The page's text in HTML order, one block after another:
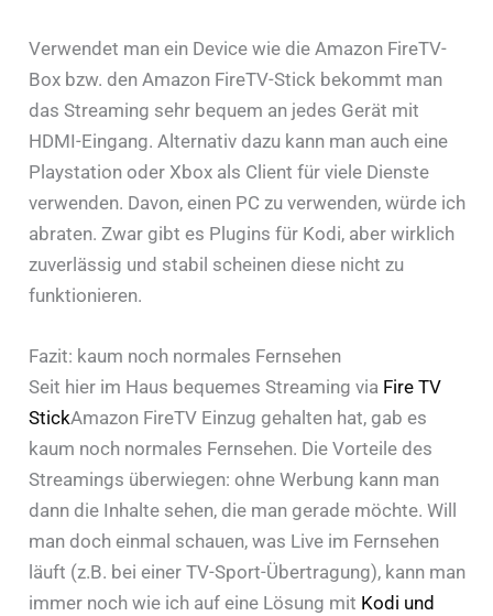
Verwendet man ein Device wie die Amazon FireTV-
Box bzw. den Amazon FireTV-Stick bekommt man
das Streaming sehr bequem an jedes Gerät mit
HDMI-Eingang. Alternativ dazu kann man auch eine
Playstation oder Xbox als Client für viele Dienste
verwenden. Davon, einen PC zu verwenden, würde ich
abraten. Zwar gibt es Plugins für Kodi, aber wirklich
zuverlässig und stabil scheinen diese nicht zu
funktionieren.
Fazit: kaum noch normales Fernsehen
Seit hier im Haus bequemes Streaming via Fire TV
StickAmazon FireTV Einzug gehalten hat, gab es
kaum noch normales Fernsehen. Die Vorteile des
Streamings überwiegen: ohne Werbung kann man
dann die Inhalte sehen, die man gerade möchte. Will
man doch einmal schauen, was Live im Fernsehen
läuft (z.B. bei einer TV-Sport-Übertragung), kann man
immer noch wie ich auf eine Lösung mit Kodi und